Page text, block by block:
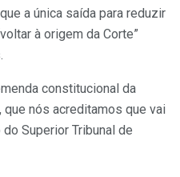
a única saída para reduzir
à origem da Corte”
constitucional da
nós acreditamos que vai
Superior Tribunal de